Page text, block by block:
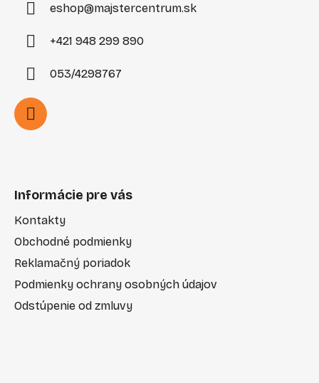
eshop@majstercentrum.sk
+421 948 299 890
053/4298767
Informácie pre vás
Kontakty
Obchodné podmienky
Reklamačný poriadok
Podmienky ochrany osobných údajov
Odstúpenie od zmluvy